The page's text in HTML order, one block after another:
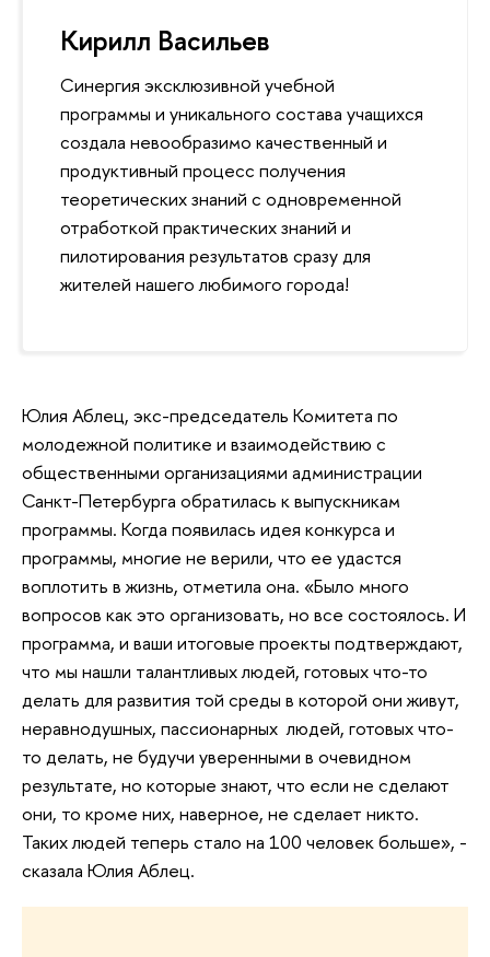
Кирилл Васильев
Синергия эксклюзивной учебной
программы и уникального состава учащихся
создала невообразимо качественный и
продуктивный процесс получения
теоретических знаний с одновременной
отработкой практических знаний и
пилотирования результатов сразу для
жителей нашего любимого города!
Юлия Аблец, экс-председатель Комитета по
молодежной политике и взаимодействию с
общественными организациями администрации
Санкт-Петербурга обратилась к выпускникам
программы. Когда появилась идея конкурса и
программы, многие не верили, что ее удастся
воплотить в жизнь, отметила она. «Было много
вопросов как это организовать, но все состоялось. И
программа, и ваши итоговые проекты подтверждают,
что мы нашли талантливых людей, готовых что-то
делать для развития той среды в которой они живут,
неравнодушных, пассионарных людей, готовых что-
то делать, не будучи уверенными в очевидном
результате, но которые знают, что если не сделают
они, то кроме них, наверное, не сделает никто.
Таких людей теперь стало на 100 человек больше», -
сказала Юлия Аблец.